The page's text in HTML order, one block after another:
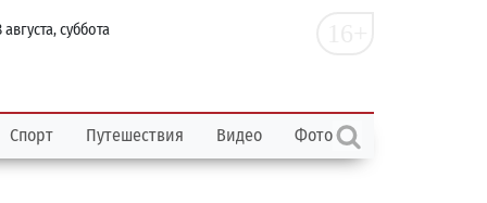
августа, суббота
Спорт Путешествия Видео Фото